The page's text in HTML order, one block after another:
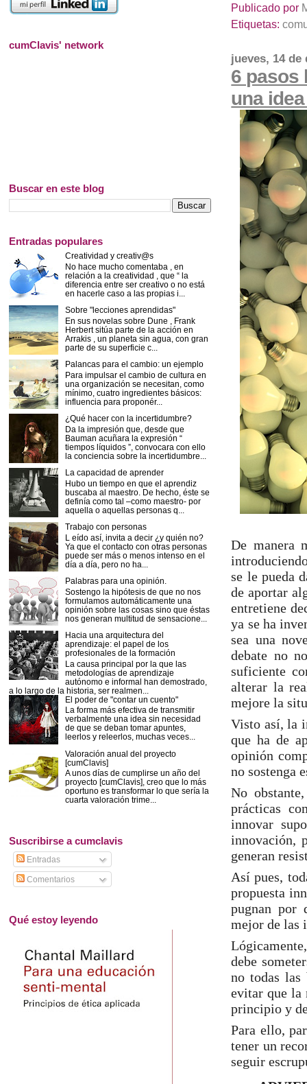
Publicado por
Etiquetas:
jueves, 14 de
6 pasos
una
De manera
se le pueda
de aportar
entretiene
ya se ha
sea una
debate no
suficiente
alterar la
mejore la
Visto así, la
que ha de
opinión
no sostenga
No
prácticas
innovar
innovación,
generan
Así pues,
propuesta
pugnan por
mejor de las
debe
no todas las
evitar que la
principio y
Para ello,
tener un
seguir
cumClavis' network
Buscar en este blog
Entradas populares
Creatividad y creativ@s
No hace mucho comentaba , en
relación a la creatividad , que “ la
diferencia entre ser creativo o no está
en hacerle caso a las propias i...
Sobre "lecciones aprendidas"
En sus novelas sobre Dune , Frank
Herbert sitúa parte de la acción en
Arrakis , un planeta sin agua, con gran
parte de su superficie c...
Palancas para el cambio: un ejemplo
Para impulsar el cambio de cultura en
una organización se necesitan, como
mínimo, cuatro ingredientes básicos:
influencia para proponér...
¿Qué hacer con la incertidumbre?
Da la impresión que, desde que
Bauman acuñara la expresión “
tiempos líquidos ”, convocara con ello
la conciencia sobre la incertidumbre...
La capacidad de aprender
Hubo un tiempo en que el aprendiz
buscaba al maestro. De hecho, éste se
definía como tal –como maestro- por
aquella o aquellas personas q...
Trabajo con personas
L eído así, invita a decir ¿y quién no?
Ya que el contacto con otras personas
puede ser más o menos intenso en el
día a día, pero no ha...
Palabras para una opinión.
Sostengo la hipótesis de que no nos
formulamos automáticamente una
opinión sobre las cosas sino que éstas
nos generan multitud de sensacione...
Hacia una arquitectura del
aprendizaje: el papel de los
profesionales de la formación
La causa principal por la que las
metodologías de aprendizaje
autónomo e informal han demostrado,
a lo largo de la historia, ser realmen...
El poder de "contar un cuento"
La forma más efectiva de transmitir
verbalmente una idea sin necesidad
de que se deban tomar apuntes,
leerlos y releerlos, muchas veces...
Valoración anual del proyecto
[cumClavis]
A unos días de cumplirse un año del
proyecto [cumClavis], creo que lo más
oportuno es transformar lo que sería la
cuarta valoración trime...
Suscribirse a cumclavis
Entradas
Comentarios
Qué estoy leyendo